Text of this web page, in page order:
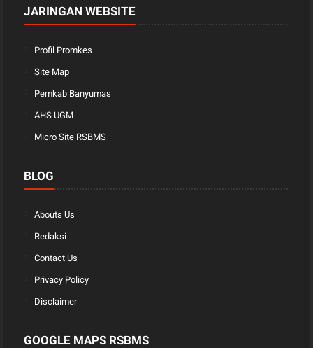
JARINGAN WEBSITE
Profil Promkes
Site Map
Pemkab Banyumas
AHS UGM
Micro Site RSBMS
BLOG
Abouts Us
Redaksi
Contact Us
Privacy Policy
Disclaimer
GOOGLE MAPS RSBMS